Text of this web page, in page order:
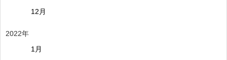
12月
2022年
1月